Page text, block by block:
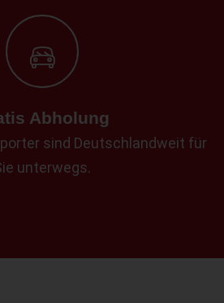
Abholung
sind Deutschlandweit für
unterwegs.